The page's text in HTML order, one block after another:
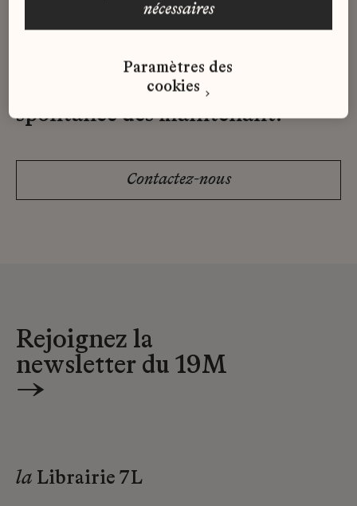
Vous n'avez pas trouvé d'offre
qui correspond à votre profil ?
Envoyez-nous votre candidature
spontanée dès maintenant.
Contactez-nous
Rejoignez la
newsletter du 19M
→
la Librairie 7L
nécessaires
Paramètres des
cookies